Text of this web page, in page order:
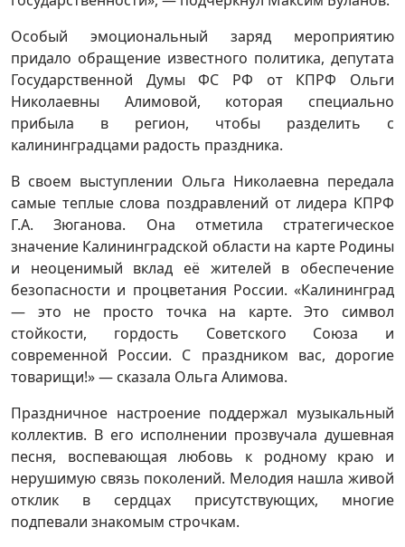
Особый эмоциональный заряд мероприятию
придало обращение известного политика, депутата
Государственной Думы ФС РФ от КПРФ Ольги
Николаевны Алимовой, которая специально
прибыла в регион, чтобы разделить с
калининградцами радость праздника.
В своем выступлении Ольга Николаевна передала
самые теплые слова поздравлений от лидера КПРФ
Г.А. Зюганова. Она отметила стратегическое
значение Калининградской области на карте Родины
и неоценимый вклад её жителей в обеспечение
безопасности и процветания России. «Калининград
— это не просто точка на карте. Это символ
стойкости, гордость Советского Союза и
современной России. С праздником вас, дорогие
товарищи!» — сказала Ольга Алимова.
Праздничное настроение поддержал музыкальный
коллектив. В его исполнении прозвучала душевная
песня, воспевающая любовь к родному краю и
нерушимую связь поколений. Мелодия нашла живой
отклик в сердцах присутствующих, многие
подпевали знакомым строчкам.